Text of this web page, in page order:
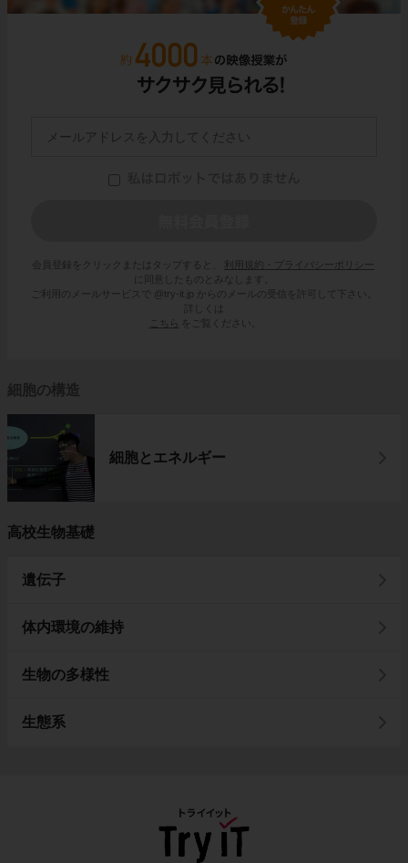
会員登録をクリックまたはタップすると、
利用規約・プライバシーポリシー
に同意したものとみなします。
ご利用のメールサービスで @try-it.jp からのメールの受信を許可して下さい。
詳しくは
こちら
をご覧ください。
細胞の構造
細胞とエネルギー
高校生物基礎
遺伝子
体内環境の維持
生物の多様性
生態系